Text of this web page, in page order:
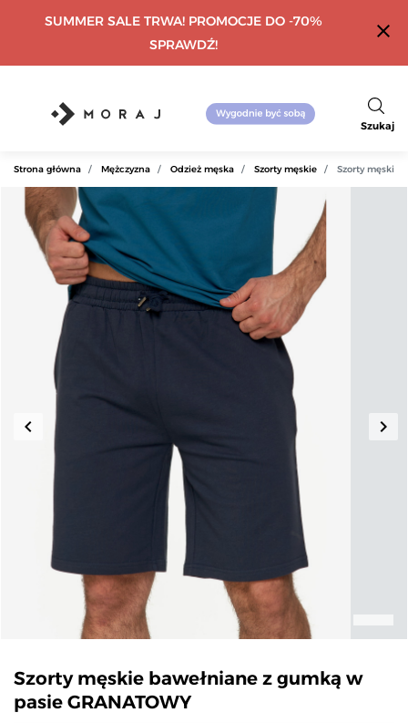
SUMMER SALE TRWA! PROMOCJE DO -70%
SPRAWDŹ!
close
Szukaj
Strona główna Mężczyzna Odzież męska Szorty męskie Szorty męskie
Poprzedni
keyboard_arrow_left keyboard_arrow_right
Szorty męskie bawełniane z gumką w
pasie GRANATOWY